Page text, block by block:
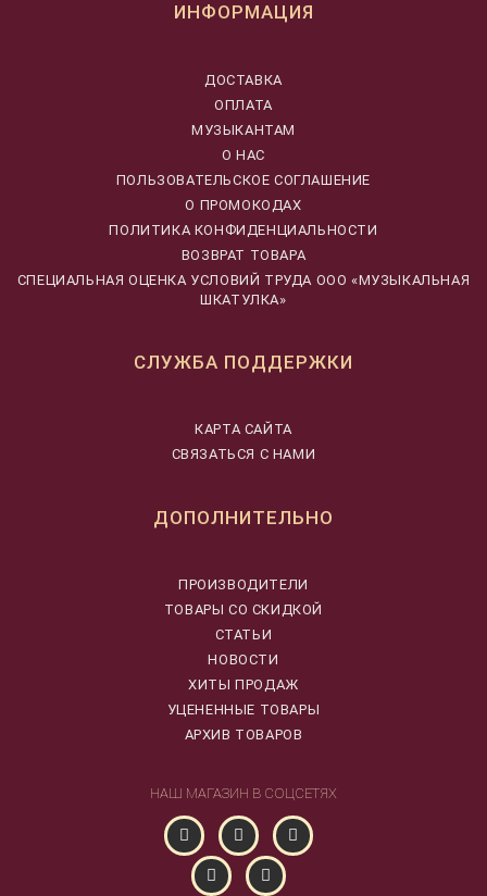
ИНФОРМАЦИЯ
ДОСТАВКА
ОПЛАТА
МУЗЫКАНТАМ
О НАС
ПОЛЬЗОВАТЕЛЬСКОЕ СОГЛАШЕНИЕ
О ПРОМОКОДАХ
ПОЛИТИКА КОНФИДЕНЦИАЛЬНОСТИ
ВОЗВРАТ ТОВАРА
CПЕЦИАЛЬНАЯ ОЦЕНКА УСЛОВИЙ ТРУДА ООО «МУЗЫКАЛЬНАЯ
ШКАТУЛКА»
СЛУЖБА ПОДДЕРЖКИ
КАРТА САЙТА
СВЯЗАТЬСЯ С НАМИ
ДОПОЛНИТЕЛЬНО
ПРОИЗВОДИТЕЛИ
ТОВАРЫ СО СКИДКОЙ
СТАТЬИ
НОВОСТИ
ХИТЫ ПРОДАЖ
УЦЕНЕННЫЕ ТОВАРЫ
АРХИВ ТОВАРОВ
НАШ МАГАЗИН В СОЦСЕТЯХ